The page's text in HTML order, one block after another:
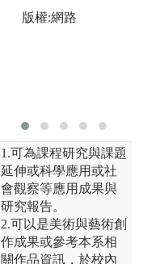
計-金獎)
版權:網路
1.可為課程研究與課題
延伸或科學應用或社
會觀察等應用成果與
研究報告。
2.可以是美術與藝術創
作成果或參考本系相
關作品資訊，於校內